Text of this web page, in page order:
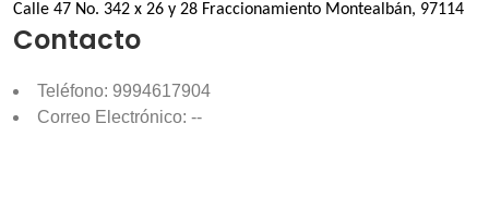
Calle 47 No. 342 x 26 y 28 Fraccionamiento Montealbán, 97114
Contacto
Teléfono: 9994617904
Correo Electrónico: --